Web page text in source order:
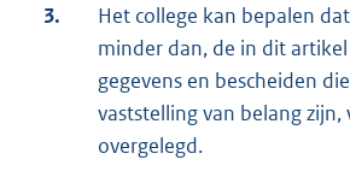
3.
Het college kan bepalen
minder dan, de in dit
gegevens en bescheiden
vaststelling van belang zijn,
overgelegd.